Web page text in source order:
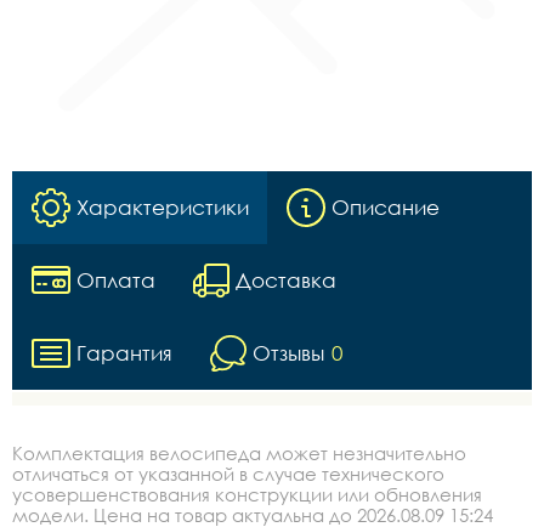
Характеристики Описание
Оплата Доставка
Гарантия Отзывы 0
Комплектация велосипеда может незначительно
отличаться от указанной в случае технического
усовершенствования конструкции или обновления
модели. Цена на товар актуальна до 2026.08.09 15:24